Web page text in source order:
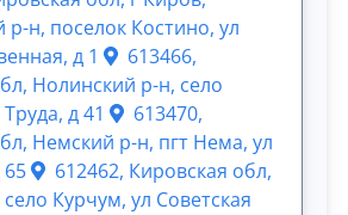
р-н, поселок Костино, ул
д 1
613466,
Нолинский р-н, село
д 41
613470,
Немский р-н, пгт Нема, ул
65
612462, Кировская обл,
Курчум, ул Советская